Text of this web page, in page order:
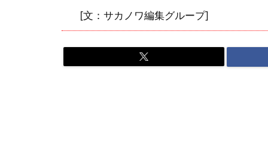
[文：サカノワ編集グループ]